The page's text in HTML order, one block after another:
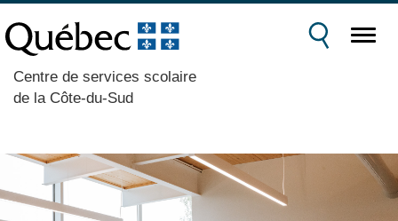
Centre de services scolaire
de la Côte-du-Sud